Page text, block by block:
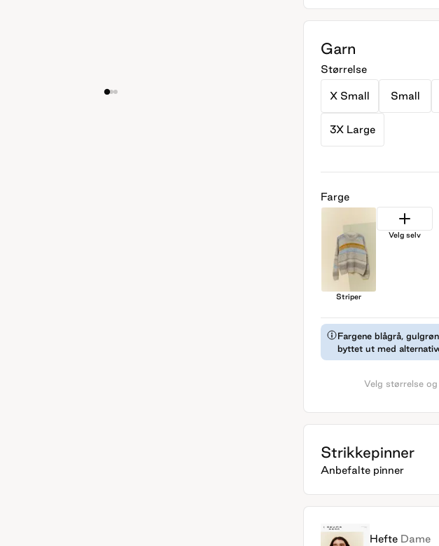
Garn
Størrelse
X Small Small
3X Large
Farge
Striper
Velg selv
Fargene blågrå,
byttet ut med
Velg størrelse
Strikkepinner
Anbefalte pinner
Hefte Dame